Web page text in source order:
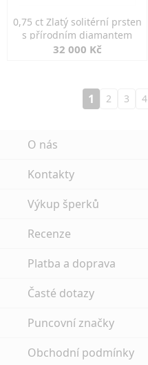
0,75 ct Zlatý solitérní prsten
s přírodním diamantem
32 000 Kč
1 2 3 4
O nás
Kontakty
Výkup šperků
Recenze
Platba a doprava
Časté dotazy
Puncovní značky
Obchodní podmínky